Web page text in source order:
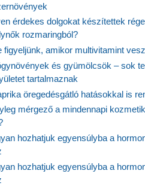
érdekes dolgokat készítettek
rozmaringból?
figyeljünk, amikor multivitamint
és gyümölcsök – sok
tartalmaznak
öregedésgátló hatásokkal is
mérgező a mindennapi
hozhatjuk egyensúlyba a
hozhatjuk egyensúlyba a